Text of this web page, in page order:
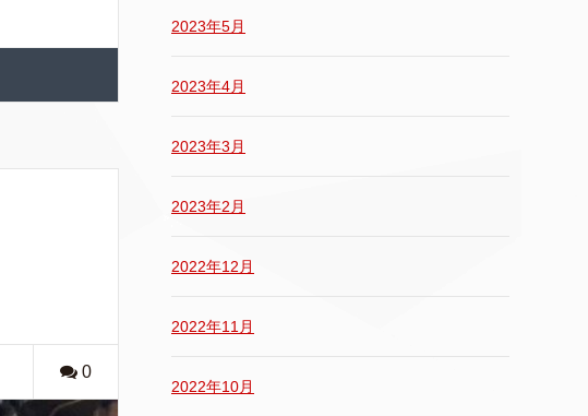
0
2023年5月
2023年4月
2023年3月
2023年2月
2022年12月
2022年11月
2022年10月